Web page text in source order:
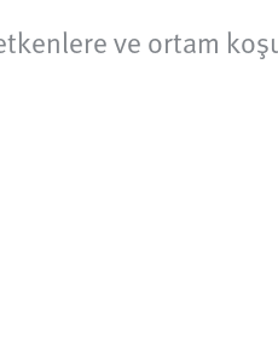
ve ortam